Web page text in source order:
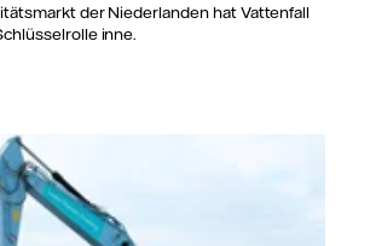
der Niederlanden hat Vattenfall
inne.